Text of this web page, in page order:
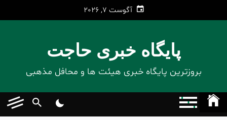
آگوست 7, 2026
پایگاه خبری حاجت
بروزترین پایگاه‌ خبری هیئت ها و محافل مذهبی